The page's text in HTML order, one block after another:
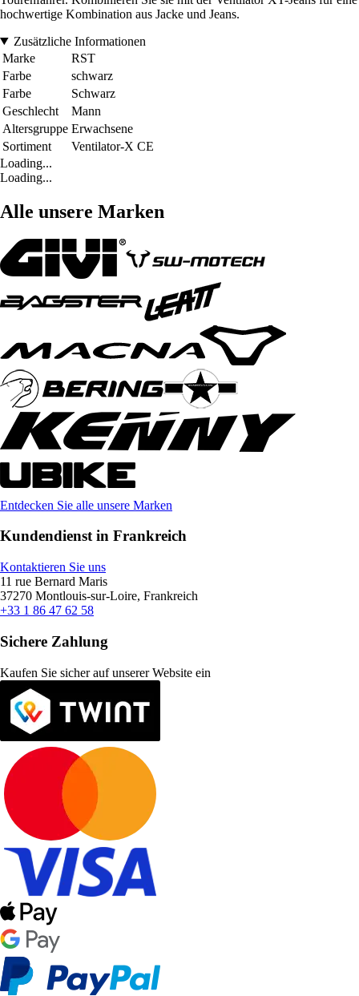
hochwertige Kombination aus Jacke und Jeans.
Zusätzliche Informationen
Marke
RST
Farbe
schwarz
Farbe
Schwarz
Geschlecht
Mann
Altersgruppe Erwachsene
Sortiment
Ventilator-X CE
Loading...
Loading...
Alle unsere Marken
Entdecken Sie alle unsere Marken
Kundendienst in Frankreich
Kontaktieren Sie uns
11 rue Bernard Maris
37270 Montlouis-sur-Loire, Frankreich
+33 1 86 47 62 58
Sichere Zahlung
Kaufen Sie sicher auf unserer Website ein